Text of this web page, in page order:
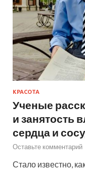
КРАСОТА
Ученые
и занятость
сердца и
Оставьте комментарий
Стало известно,